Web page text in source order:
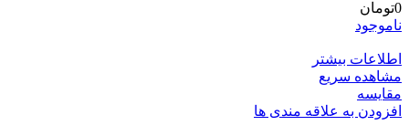
0تومان
ناموجود
اطلاعات بیشتر
مشاهده سریع
مقایسه
افزودن به علاقه مندی ها